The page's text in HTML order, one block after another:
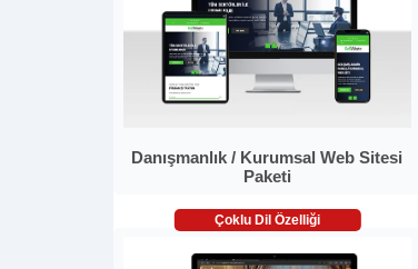
Danışmanlık / Kurumsal Web Sitesi
Paketi
Çoklu Dil Özelliği